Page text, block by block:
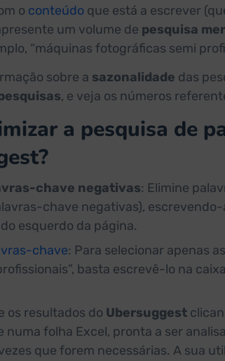
o conteúdo que está a escrever
um volume de pesquisa
“máquinas fotográficas semi
sobre a sazonalidade das
, e veja os números
a pesquisa de
chave negativas: Elimine
chave negativas),
esquerdo da página.
chave: Para selecionar apenas
basta escrevê-lo na
os resultados do Ubersuggest
folha Excel, pronta a ser
que forem necessárias. A sua